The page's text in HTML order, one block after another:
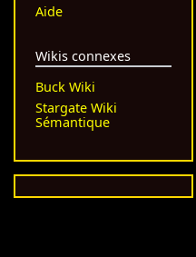
Aide
Wikis connexes
Buck Wiki
Stargate Wiki
Sémantique